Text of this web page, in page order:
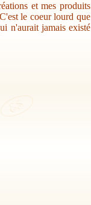
et mes produits
le coeur lourd que
n'aurait jamais existé